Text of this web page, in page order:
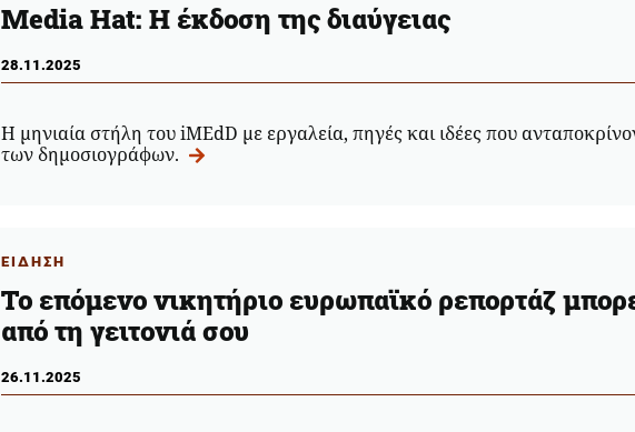
Media Hat: Η έκδοση της διαύγειας
28.11.2025
Η μηνιαία στήλη του iMEdD με εργαλεία, πηγές και ιδέες που
των δημοσιογράφων.
ΕΙΔΗΣΗ
Το επόμενο νικητήριο ευρωπαϊκό ρεπορτάζ
από τη γειτονιά σου
26.11.2025